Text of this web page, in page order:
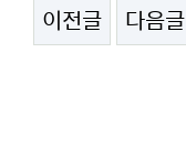
이전글 다음글